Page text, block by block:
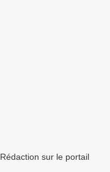
sur le portail